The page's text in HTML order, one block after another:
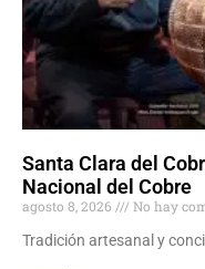
Santa Clara del
Nacional del Cobre
agosto 8, 2026
No hay
Tradición artesanal y